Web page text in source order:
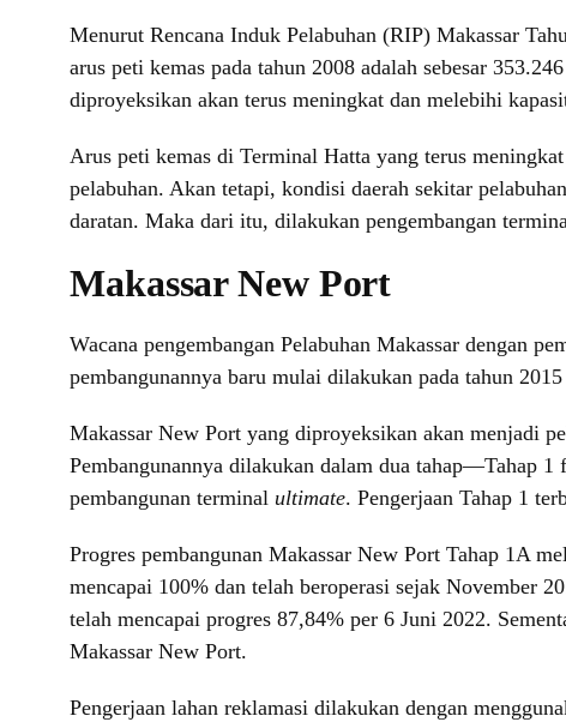
Menurut Rencana Induk Pelabuhan (RIP) Makassar
arus peti kemas pada tahun 2008 adalah sebesar 353.246
diproyeksikan akan terus meningkat dan melebihi
Arus peti kemas di Terminal Hatta yang terus
pelabuhan. Akan tetapi, kondisi daerah sekitar
daratan. Maka dari itu, dilakukan pengembangan
Makassar New Port
Wacana pengembangan Pelabuhan Makassar dengan
pembangunannya baru mulai dilakukan pada tahun
Makassar New Port yang diproyeksikan akan menjadi
Pembangunannya dilakukan dalam dua tahap—Tahap
pembangunan terminal ultimate. Pengerjaan Tahap 1
Progres pembangunan Makassar New Port Tahap 1A
mencapai 100% dan telah beroperasi sejak November
telah mencapai progres 87,84% per 6 Juni 2022.
Makassar New Port.
Pengerjaan lahan reklamasi dilakukan dengan